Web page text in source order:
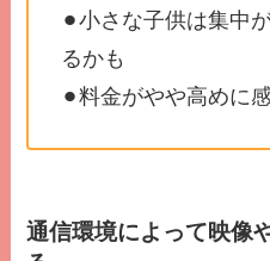
⚫︎小さな子供は集中
るかも
⚫︎料金がやや高めに
通信環境によって映像